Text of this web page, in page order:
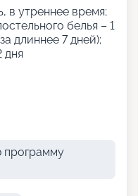
в утреннее время;
белья – 1
длиннее 7 дней);
дня
программу